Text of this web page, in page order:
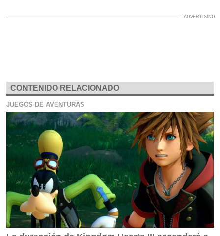
CONTENIDO RELACIONADO
JUEGOS DE AVENTURAS